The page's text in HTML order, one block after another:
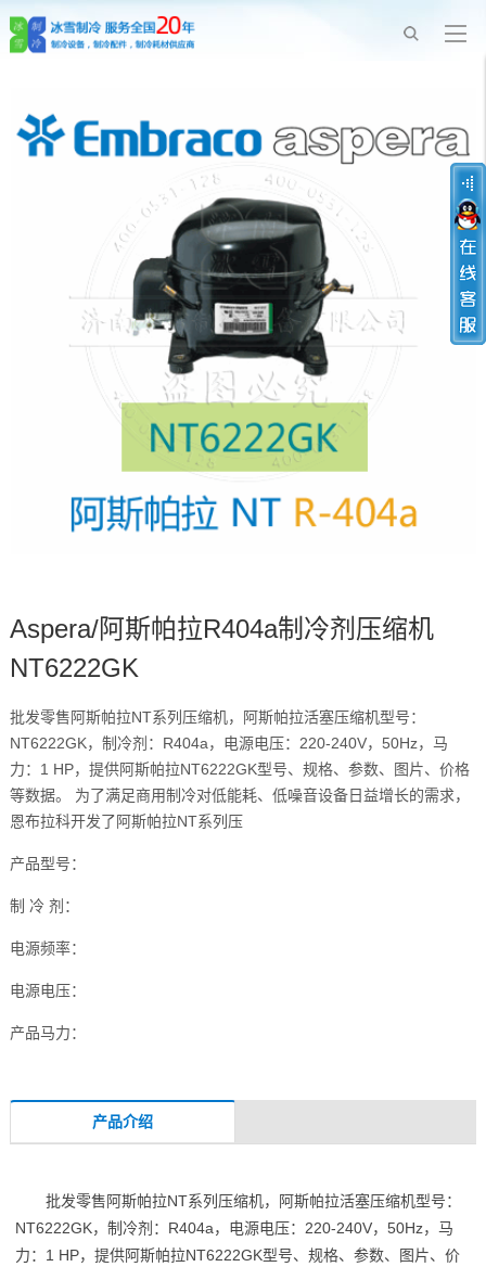
Aspera/阿斯帕拉R404a制冷剂压缩机
NT6222GK
批发零售阿斯帕拉NT系列压缩机，阿斯帕拉活塞压缩机型号：
NT6222GK，制冷剂：R404a，电源电压：220-240V，50Hz，马
力：1 HP，提供阿斯帕拉NT6222GK型号、规格、参数、图片、价格
等数据。 为了满足商用制冷对低能耗、低噪音设备日益增长的需求，
恩布拉科开发了阿斯帕拉NT系列压
产品型号：
制 冷 剂：
电源频率：
电源电压：
产品马力：
产品介绍
批发零售阿斯帕拉NT系列压缩机，阿斯帕拉活塞压缩机型号：
NT6222GK，制冷剂：R404a，电源电压：220-240V，50Hz，马
力：1 HP，提供阿斯帕拉NT6222GK型号、规格、参数、图片、价